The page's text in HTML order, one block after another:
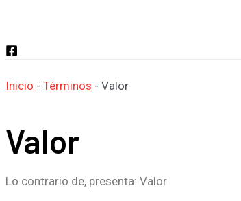
Inicio - Términos - Valor
Valor
Lo contrario de, presenta: Valor